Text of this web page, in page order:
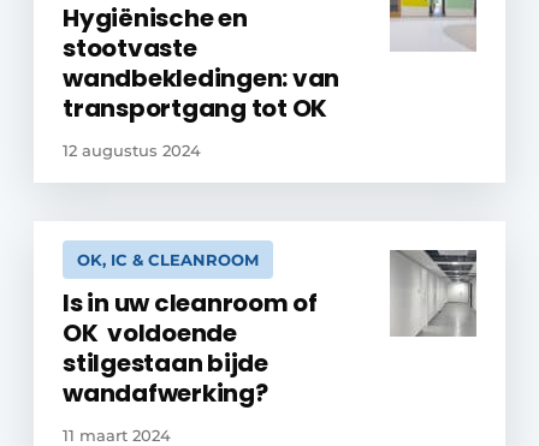
Hygiënische en
stootvaste
wandbekledingen: van
transportgang tot OK
12 augustus 2024
OK, IC & CLEANROOM
Is in uw cleanroom of
OK voldoende
stilgestaan bijde
wandafwerking?
11 maart 2024